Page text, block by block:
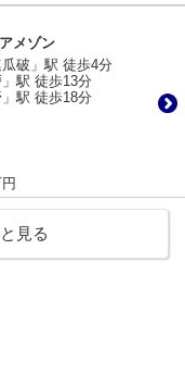
メゾン
破」駅 徒歩4分
駅 徒歩13分
駅 徒歩18分
見る